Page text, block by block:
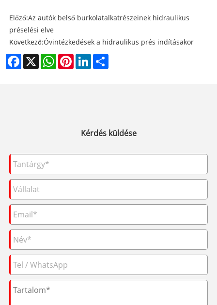
Előző:Az autók belső burkolatalkatrészeinek hidraulikus
préselési elve
Következő:Óvintézkedések a hidraulikus prés indításakor
Facebook
X WhatsAppPinterestLinkedIn
Kérdés küldése